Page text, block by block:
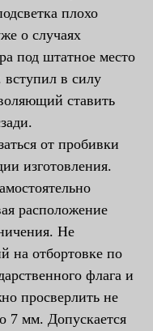
плохо
о случаях
под штатное место
вступил в силу
ставить
от пробивки
изготовления.
расположение
Не
на отбортовке по
флага и
просверлить не
7 мм. Допускается